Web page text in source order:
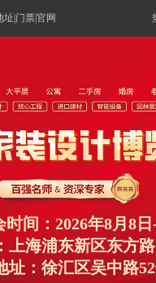
址|门票|官网
间：2026年8月8日
上海浦东新区东方
址：徐汇区吴中路